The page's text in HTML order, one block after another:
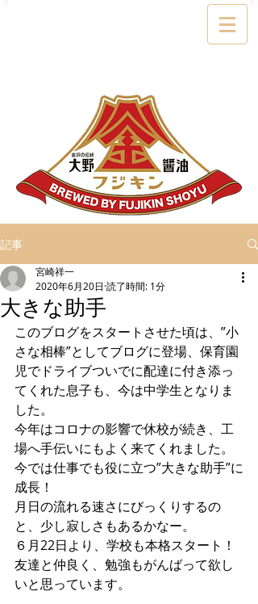
記事
大きな助手
宮崎祥一
2020年6月20日 読了時間: 1分
このブログをスタートさせた頃は、”小
さな相棒”としてブログに登場、保育園
児でドライブついでに配達に付き添っ
てくれた息子も、今は中学生となりま
した。
今年はコロナの影響で休校が続き、工
場へ手伝いにもよく来てくれました。
今では仕事でも役に立つ”大きな助手”に
成長！
月日の流れる速さにびっくりするの
と、少し寂しさもあるかなー。
６月22日より、学校も本格スタート！
友達と仲良く、勉強もがんばって欲し
いと思っています。